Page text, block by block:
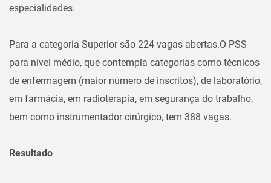
especialidades.
Para a categoria Superior são 224 vagas abertas.O PSS
para nível médio, que contempla categorias como técnicos
de enfermagem (maior número de inscritos), de laboratório,
em farmácia, em radioterapia, em segurança do trabalho,
bem como instrumentador cirúrgico, tem 388 vagas.
Resultado